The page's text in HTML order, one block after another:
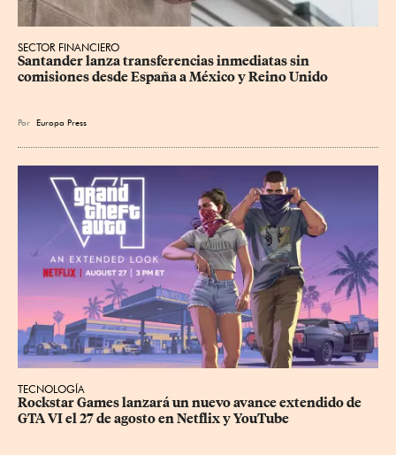
SECTOR FINANCIERO
Santander lanza transferencias inmediatas sin
comisiones desde España a México y Reino Unido
Por Europa Press
TECNOLOGÍA
Rockstar Games lanzará un nuevo avance extendido de
GTA VI el 27 de agosto en Netflix y YouTube